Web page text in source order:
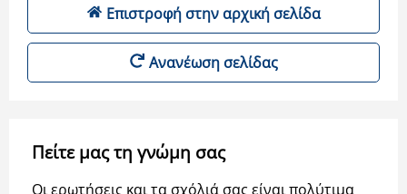
Επιστροφή στην αρχική σελίδα
Ανανέωση σελίδας
Πείτε μας τη γνώμη σας
Οι ερωτήσεις και τα σχόλιά σας είναι πολύτιμα